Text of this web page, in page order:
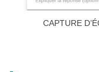
CAPTURE